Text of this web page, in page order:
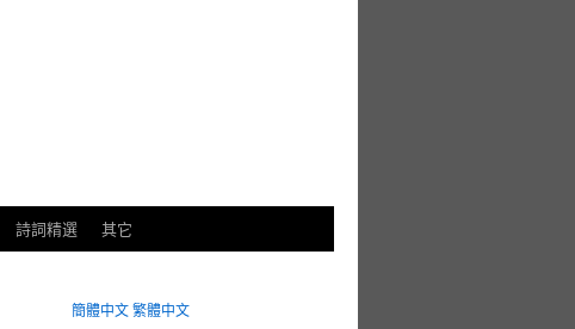
詩詞精選 其它
簡體中文繁體中文